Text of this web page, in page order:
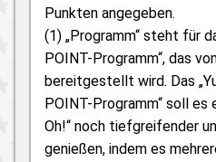
Punkten angegeben.
(1) „Programm“ steht für
POINT-Programm“, das
bereitgestellt wird. Das
POINT-Programm“ soll es
Oh!“ noch tiefgreifender
genießen, indem es